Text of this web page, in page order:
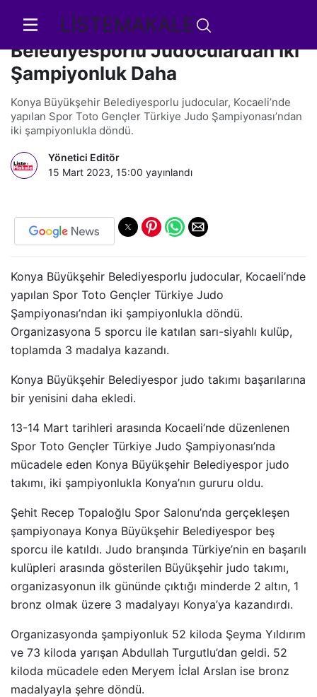
LİSTEMAKALE
Konya Büyükşehir
Belediyesporlu Judoculardan İki
Şampiyonluk Daha
Konya Büyükşehir Belediyesporlu judocular, Kocaeli’nde
yapılan Spor Toto Gençler Türkiye Judo Şampiyonası’ndan
iki şampiyonlukla döndü.
Yönetici Editör
15 Mart 2023, 15:00 yayınlandı
Konya Büyükşehir Belediyesporlu judocular, Kocaeli’nde
yapılan Spor Toto Gençler Türkiye Judo
Şampiyonası’ndan iki şampiyonlukla döndü.
Organizasyona 5 sporcu ile katılan sarı-siyahlı kulüp,
toplamda 3 madalya kazandı.
Konya Büyükşehir Belediyespor judo takımı başarılarına
bir yenisini daha ekledi.
13-14 Mart tarihleri arasında Kocaeli’nde düzenlenen
Spor Toto Gençler Türkiye Judo Şampiyonası’nda
mücadele eden Konya Büyükşehir Belediyespor judo
takımı, iki şampiyonlukla Konya’nın gururu oldu.
Şehit Recep Topaloğlu Spor Salonu’nda gerçekleşen
şampiyonaya Konya Büyükşehir Belediyespor beş
sporcu ile katıldı. Judo branşında Türkiye’nin en başarılı
kulüpleri arasında gösterilen Büyükşehir judo takımı,
organizasyonun ilk gününde çıktığı minderde 2 altın, 1
bronz olmak üzere 3 madalyayı Konya’ya kazandırdı.
Organizasyonda şampiyonluk 52 kiloda Şeyma Yıldırım
ve 73 kiloda yarışan Abdullah Turgutlu’dan geldi. 52
kiloda mücadele eden Meryem İclal Arslan ise bronz
madalyayla şehre döndü.